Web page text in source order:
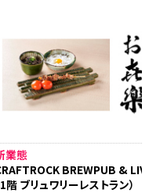
業態
BREWPUB &
1階 ブリュワリーレストラン）